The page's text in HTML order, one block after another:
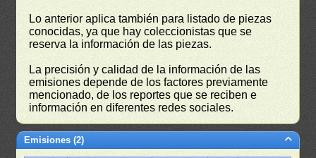
Lo anterior aplica también para listado de piezas
conocidas, ya que hay coleccionistas que se
reserva la información de las piezas.
La precisión y calidad de la información de las
emisiones depende de los factores previamente
mencionado, de los reportes que se reciben e
información en diferentes redes sociales.
Emisiones (2)